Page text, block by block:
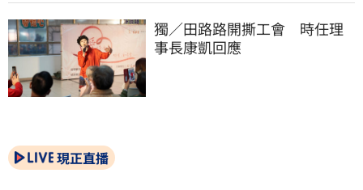
獨／田路路開撕工會　時任理
事長康凱回應
現正直播